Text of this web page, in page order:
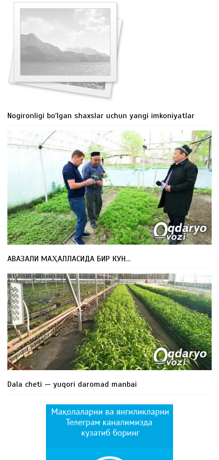
Nogironligi bo'lgan shaxslar uchun yangi imkoniyatlar
АВАЗАЛИ МАҲАЛЛАСИДА БИР КУН…
Dala cheti — yuqori daromad manbai